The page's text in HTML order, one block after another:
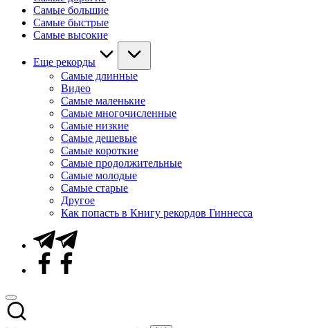
Самые большие
Самые быстрые
Самые высокие
Еще рекорды
Самые длинные
Видео
Самые маленькие
Самые многочисленные
Самые низкие
Самые дешевые
Самые короткие
Самые продолжительные
Самые молодые
Самые старые
Другое
Как попасть в Книгу рекордов Гиннесса
Telegram
Facebook